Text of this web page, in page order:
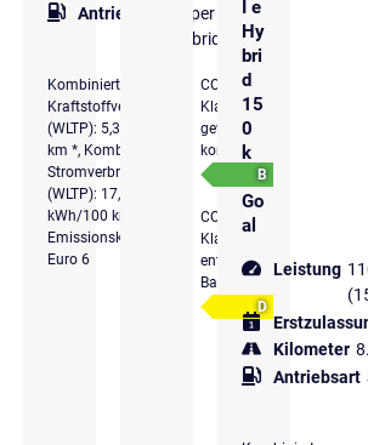
Antriebsart
Super
Hybrid
Kombinierter
Kraftstoffverbrauch
(WLTP): 5,3 l/100
km *, Kombinierter
Stromverbrauch
(WLTP): 17,2
kWh/100 km *,
Emissionsklasse
Euro 6
CO₂-
Klasse
gewichtet
kombiniert
B
CO₂-
Klasse bei
entladener
Batterie
D
I e
Hy
bri
d
15
0
k
W
Go
al
Leistung
Kilometer
Antriebsart